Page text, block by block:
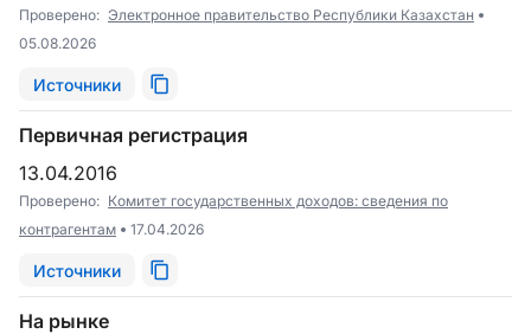
Проверено: Электронное правительство Республики Казахстан
05.08.2026
Источники
Первичная регистрация
13.04.2016
Проверено: Комитет государственных доходов: сведения по
контрагентам
17.04.2026
Источники
На рынке